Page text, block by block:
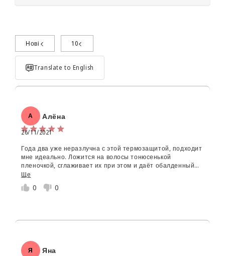
Поділиться досвідом використання
Об'єм:
Star rating
Нові 10
Translate to English
А Алёна
26/11/2021
Года два уже неразлучна с этой термозащитой, подходит
мне идеально. Ложится на волосы тонюсенькой
пленочкой, сглаживает их при этом и даёт обалденный
блеск. Аромат имеет нейтральный, хватает мне его
месяца на 3-4 спокойно.
Ще
0 0
Я Яна